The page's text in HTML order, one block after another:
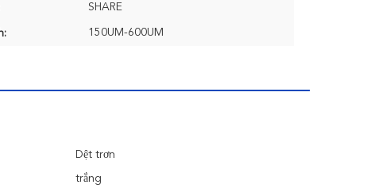
SHARE
150UM-600UM
Dệt trơn
trắng